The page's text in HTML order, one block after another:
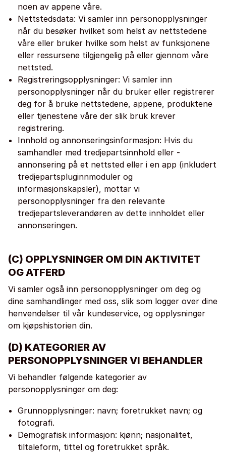
noen av appene våre.
Nettstedsdata: Vi samler inn personopplysninger
når du besøker hvilket som helst av nettstedene
våre eller bruker hvilke som helst av funksjonene
eller ressursene tilgjengelig på eller gjennom våre
nettsted.
Registreringsopplysninger: Vi samler inn
personopplysninger når du bruker eller registrerer
deg for å bruke nettstedene, appene, produktene
eller tjenestene våre der slik bruk krever
registrering.
Innhold og annonseringsinformasjon: Hvis du
samhandler med tredjepartsinnhold eller -
annonsering på et nettsted eller i en app (inkludert
tredjepartspluginnmoduler og
informasjonskapsler), mottar vi
personopplysninger fra den relevante
tredjepartsleverandøren av dette innholdet eller
annonseringen.
(C) OPPLYSNINGER OM DIN AKTIVITET
OG ATFERD
Vi samler også inn personopplysninger om deg og
dine samhandlinger med oss, slik som logger over dine
henvendelser til vår kundeservice, og opplysninger
om kjøpshistorien din.
(D) KATEGORIER AV
PERSONOPPLYSNINGER VI BEHANDLER
Vi behandler følgende kategorier av
personopplysninger om deg:
Grunnopplysninger: navn; foretrukket navn; og
fotografi.
Demografisk informasjon: kjønn; nasjonalitet,
tiltaleform, tittel og foretrukket språk.